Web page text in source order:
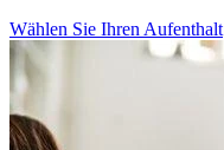
Wählen Sie Ihren Aufenthalt